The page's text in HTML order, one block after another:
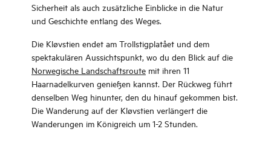
Sicherheit als auch zusätzliche Einblicke in die Natur
und Geschichte entlang des Weges.
Die Kløvstien endet am Trollstigplatået und dem
spektakulären Aussichtspunkt, wo du den Blick auf die
Norwegische Landschaftsroute mit ihren 11
Haarnadelkurven genießen kannst. Der Rückweg führt
denselben Weg hinunter, den du hinauf gekommen bist.
Die Wanderung auf der Kløvstien verlängert die
Wanderungen im Königreich um 1-2 Stunden.